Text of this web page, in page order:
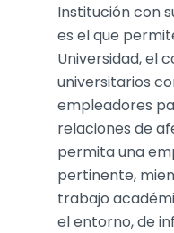
Institución con
es el que
Universidad, el
universitarios
empleadores
relaciones de
permita una
pertinente,
trabajo
el entorno, de